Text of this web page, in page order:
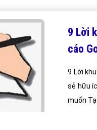
9 Lời
cáo
9 Lời
sẻ hữu
muốn